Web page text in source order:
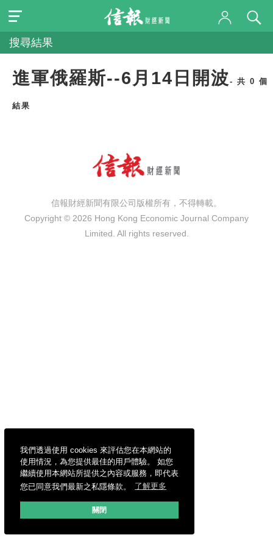
我們透過使用 cookies 來評估您在本網站的
使用情況，為您提供最佳的用戶體驗。 如您
繼續使用本網站所提供之內容或服務，即代表
您已同意我們最新之私隱條款。
了解更多
關閉
搜尋結果
進軍俄羅斯--6月14日開波- 共 0 個
結果
信報財經新聞有限公司版權所有，不得轉載。
Copyright © 2026 Hong Kong Economic Journal Company
Limited. All rights reserved.